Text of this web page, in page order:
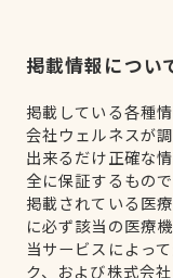
掲載情報につい
掲載している各種
会社ウェルネスが
出来るだけ正確な
全に保証するもの
掲載されている医
に必ず該当の医療
当サービスによっ
ク、および株式会